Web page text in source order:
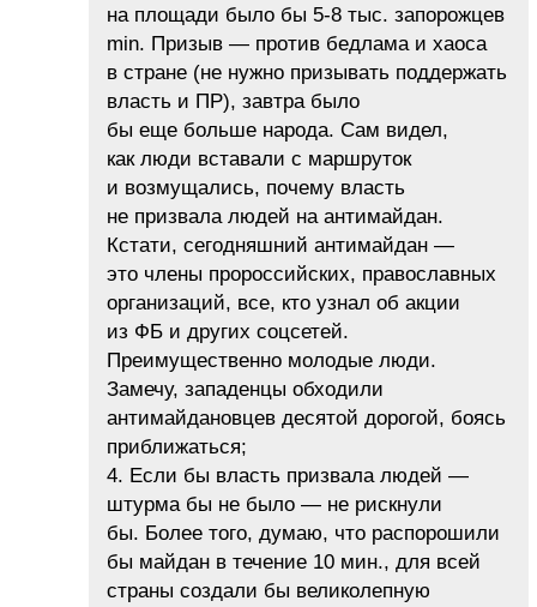
на площади было бы 5-8 тыс. запорожцев
min. Призыв — против бедлама и хаоса
в стране (не нужно призывать поддержать
власть и ПР), завтра было
бы еще больше народа. Сам видел,
как люди вставали с маршруток
и возмущались, почему власть
не призвала людей на антимайдан.
Кстати, сегодняшний антимайдан —
это члены пророссийских, православных
организаций, все, кто узнал об акции
из ФБ и других соцсетей.
Преимущественно молодые люди.
Замечу, западенцы обходили
антимайдановцев десятой дорогой, боясь
приближаться;
4. Если бы власть призвала людей —
штурма бы не было — не рискнули
бы. Более того, думаю, что распорошили
бы майдан в течение 10 мин., для всей
страны создали бы великолепную